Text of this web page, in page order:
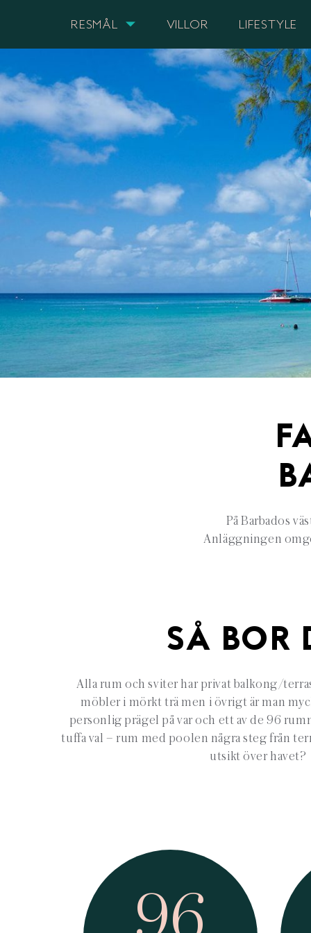
RESMÅL VILLOR LIFESTYLE
På Barbados
Anläggningen
SÅ BOR
Alla rum och sviter har privat balkong/
möbler i mörkt trä men i övrigt är man
personlig prägel på var och ett av de 96
tuffa val – rum med poolen några steg från
utsikt över havet?